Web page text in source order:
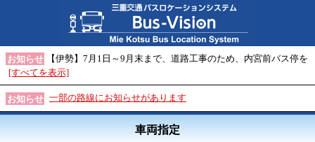
お知らせ
【伊勢】7月1日～9月末まで、道路工事のため、内宮前バス停を
[すべてを表示]
お知らせ 一部の路線にお知らせがあります
車両指定